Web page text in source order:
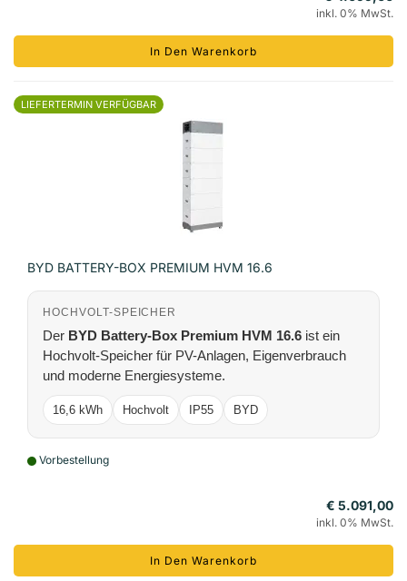
inkl. 0% MwSt.
In Den Warenkorb
LIEFERTERMIN VERFÜGBAR
BYD BATTERY-BOX PREMIUM HVM 16.6
HOCHVOLT-SPEICHER
Der BYD Battery-Box Premium HVM 16.6 ist ein
Hochvolt-Speicher für PV-Anlagen, Eigenverbrauch
und moderne Energiesysteme.
16,6 kWh Hochvolt IP55 BYD
Vorbestellung
€ 5.091,00
inkl. 0% MwSt.
In Den Warenkorb